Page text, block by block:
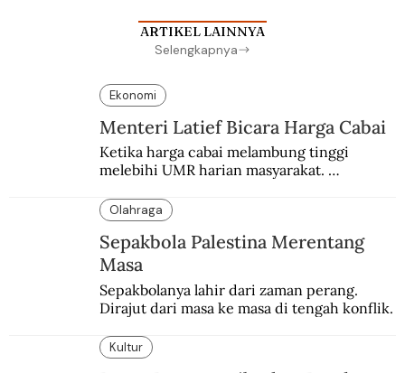
ARTIKEL LAINNYA
Selengkapnya
Ekonomi
Menteri Latief Bicara Harga Cabai
Ketika harga cabai melambung tinggi
melebihi UMR harian masyarakat.
Olahraga
Sepakbola Palestina Merentang
Masa
Sepakbolanya lahir dari zaman perang.
Dirajut dari masa ke masa di tengah konflik.
Kultur